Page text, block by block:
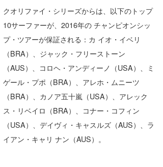
クオリファイ・シリーズからは、以下のトップ
10サーファーが、2016年の チャンピオンシッ
プ・ツアーが保証される：カ イオ・イベリ
（BRA）、ジャック・フリーストーン
（AUS）、コロヘ・アンディーノ（USA）、ミ
ゲール・プポ（BRA）、アレホ・ムニーツ
（BRA）、カノア五十嵐（USA）、アレック
ス・リベイロ（BRA）、コナー・コフィン
（USA）、デイヴィ・キャスルズ（AUS）、ラ
イアン・キャリ ナン（AUS）。